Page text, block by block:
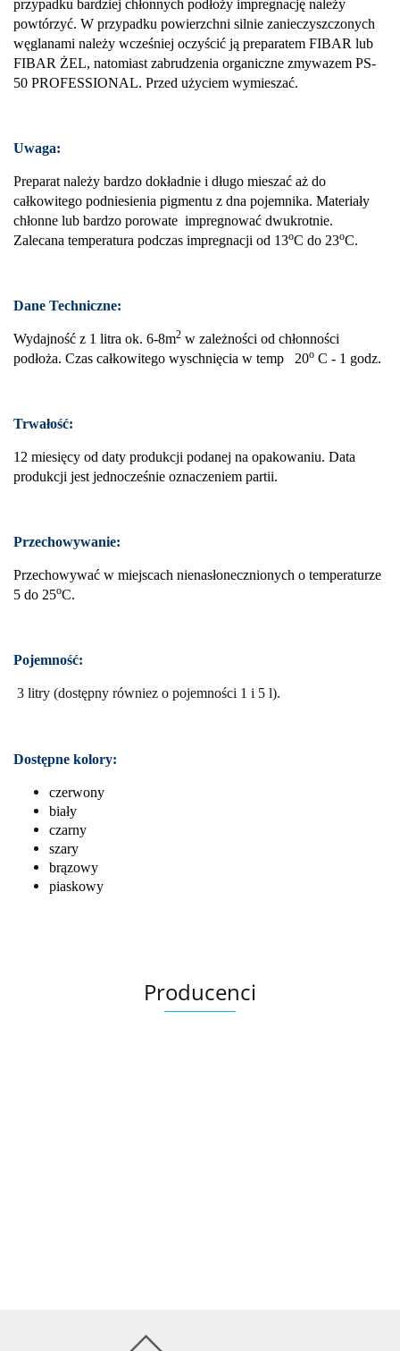
przypadku bardziej chłonnych podłoży impregnację należy
powtórzyć. W przypadku powierzchni silnie zanieczyszczonych
węglanami należy wcześniej oczyścić ją preparatem FIBAR lub
FIBAR ŻEL, natomiast zabrudzenia organiczne zmywazem PS-
50 PROFESSIONAL. Przed użyciem wymieszać.
Uwaga:
Preparat należy bardzo dokładnie i długo mieszać aż do
całkowitego podniesienia pigmentu z dna pojemnika. Materiały
chłonne lub bardzo porowate impregnować dwukrotnie.
Zalecana temperatura podczas impregnacji od 13oC do 23oC.
Dane Techniczne:
Wydajność z 1 litra ok. 6-8m2 w zależności od chłonności
podłoża. Czas całkowitego wyschnięcia w temp 20o C - 1 godz.
Trwałość:
12 miesięcy od daty produkcji podanej na opakowaniu. Data
produkcji jest jednocześnie oznaczeniem partii.
Przechowywanie:
Przechowywać w miejscach nienasłonecznionych o temperaturze
5 do 25oC.
Pojemność:
3 litry (dostępny równiez o pojemności 1 i 5 l).
Dostępne kolory:
czerwony
biały
czarny
szary
brązowy
piaskowy
Producenci